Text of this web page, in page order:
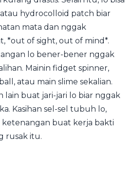
hydrocolloid patch biar
mata dan nggak
*out of sight, out of mind*.
lo bener-bener nggak
Mainin fidget spinner,
atau main slime sekalian.
lain buat jari-jari lo biar nggak
Kasihan sel-sel tubuh lo,
buat kerja bakti
rusak itu.